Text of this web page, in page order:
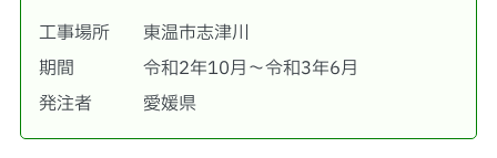
工事場所
東温市志津川
期間
令和2年10月～令和3年6月
発注者
愛媛県